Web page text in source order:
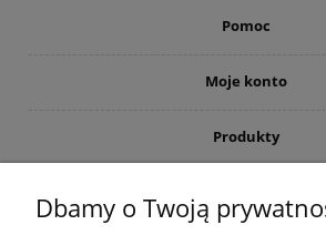
Pomoc
Moje konto
Produkty
Dbamy o Twoją